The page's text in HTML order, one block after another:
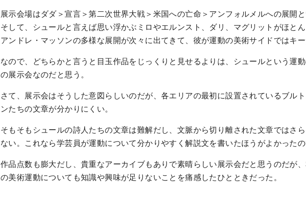
展示会場はダダ＞宣言＞第二次世界大戦＞米国への亡命＞アンフォルメルへの展開と
そして、シュールと言えば思い浮かぶミロやエルンスト、ダリ、マグリットがほと
アンドレ・マッソンの多様な展開が次々に出てきて、彼が運動の美術サイドではキー
なので、どちらかと言うと目玉作品をじっくりと見せるよりは、シュールという運
の展示会なのだと思う。
さて、展示会はそうした意図らしいのだが、各エリアの最初に設置されているブル
ンたちの文章が分かりにくい。
そもそもシュールの詩人たちの文章は難解だし、文脈から切り離された文章ではさ
ない。これなら学芸員が運動について分かりやすく解説文を書いたほうがよかったの
作品点数も膨大だし、貴重なアーカイブもありで素晴らしい展示会だと思うのだが
の美術運動についても知識や興味が足りないことを痛感したひとときだった。